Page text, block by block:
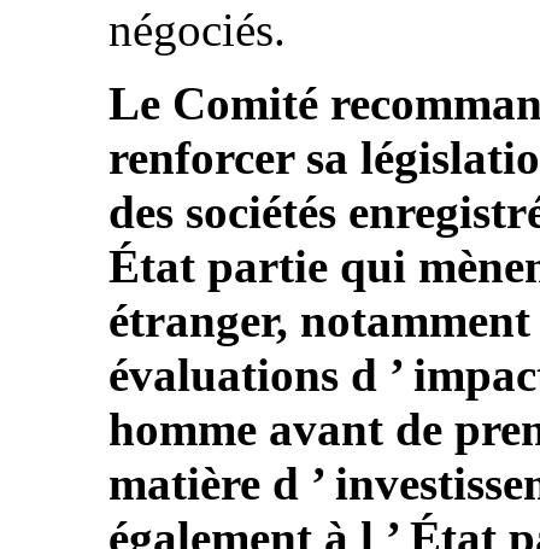
négociés.
Le Comité
renforcer sa
des sociétés
État partie qui
étranger,
évaluations d ’
homme avant de
matière d ’
également à l ’ État